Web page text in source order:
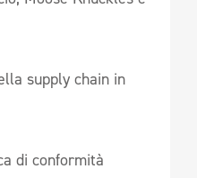
supply chain in
di conformità